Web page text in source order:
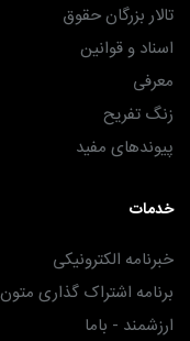
تالار بزرگان حقوق
اسناد و قوانین
معرفی
زنگ تفریح
پیوندهای مفید
خدمات
خبرنامه الکترونیکی
برنامه اشتراک گذاری متون
ارزشمند - باما